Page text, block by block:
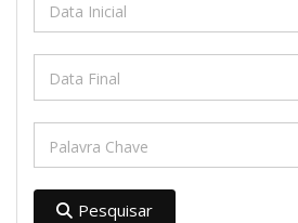
Pesquisar